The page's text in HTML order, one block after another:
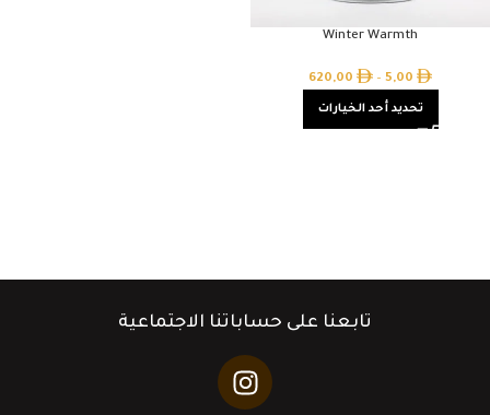
Winter Warmth
5,00
–
620,00
تحديد أحد الخيارات
تابعنا على حساباتنا الاجتماعية